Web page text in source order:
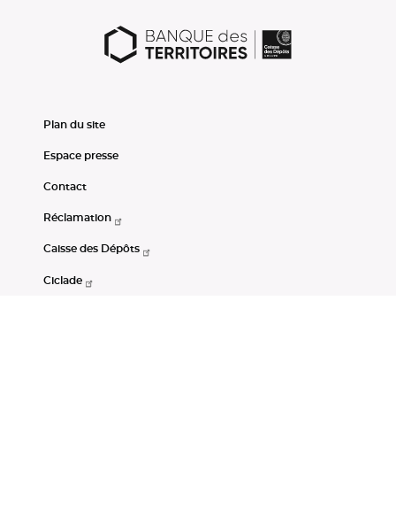
Plan du site
Espace presse
Contact
Réclamation
Caisse des Dépôts
Ciclade